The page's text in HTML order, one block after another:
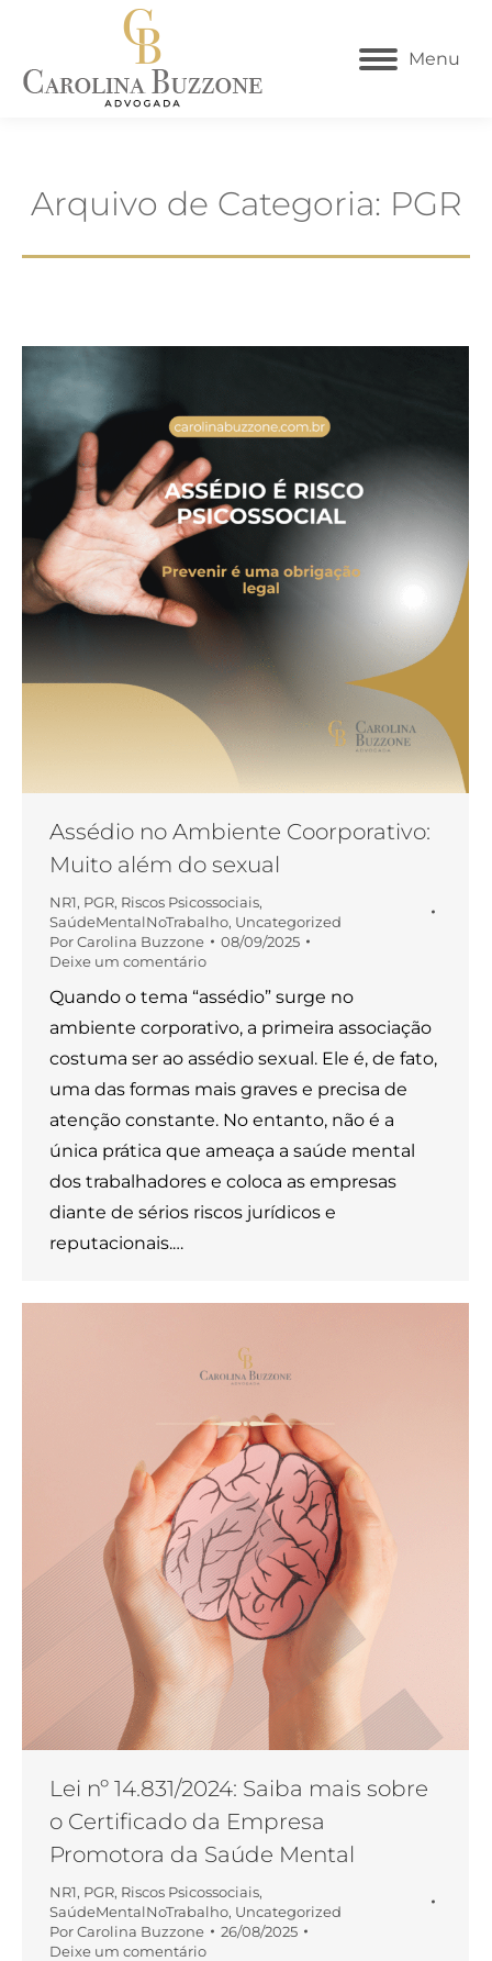
Menu
Arquivo de Categoria: PGR
Assédio no Ambiente Coorporativo:
Muito além do sexual
NR1, PGR, Riscos Psicossociais,
SaúdeMentalNoTrabalho, Uncategorized
PorCarolina Buzzone
08/09/2025
Deixe um comentário
Quando o tema “assédio” surge no
ambiente corporativo, a primeira associação
costuma ser ao assédio sexual. Ele é, de fato,
uma das formas mais graves e precisa de
atenção constante. No entanto, não é a
única prática que ameaça a saúde mental
dos trabalhadores e coloca as empresas
diante de sérios riscos jurídicos e
reputacionais.…
Lei nº 14.831/2024: Saiba mais sobre
o Certificado da Empresa
Promotora da Saúde Mental
NR1, PGR, Riscos Psicossociais,
SaúdeMentalNoTrabalho, Uncategorized
PorCarolina Buzzone
26/08/2025
Deixe um comentário